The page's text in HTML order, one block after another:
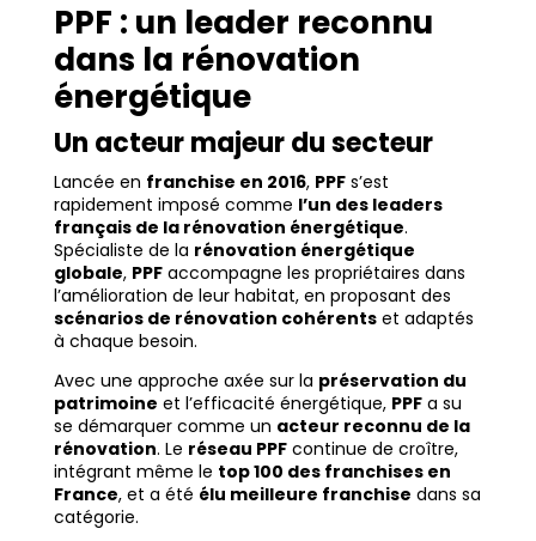
PPF : un leader reconnu
dans la rénovation
énergétique
Un acteur majeur du secteur
Lancée en franchise en 2016, PPFs’est
rapidement imposé comme l’un des leaders
français de la rénovation énergétique.
Spécialiste de la rénovation énergétique
globale, PPFaccompagne les propriétaires dans
l’amélioration de leur habitat, en proposant des
scénarios de rénovation cohérentset adaptés
à chaque besoin.
Avec une approche axée sur la préservation du
patrimoine et l’efficacité énergétique, PPFa su
se démarquer comme un acteur reconnu de la
rénovation. Le réseau PPFcontinue de croître,
intégrant même le top 100 des franchises en
France, et a été élu meilleure franchise dans sa
catégorie.